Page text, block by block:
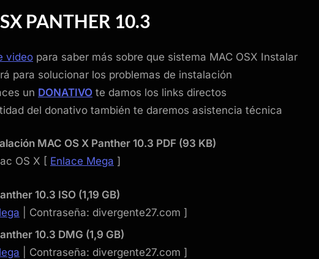
PANTHER 10.3
video para saber más sobre que sistema MAC OSX Instalar
para solucionar los problemas de instalación
un DONATIVO te damos los links directos
del donativo también te daremos asistencia técnica
MAC OS X Panther 10.3 PDF (93 KB)
OS X [ Enlace Mega ]
10.3 ISO (1,19 GB)
| Contraseña: divergente27.com ]
10.3 DMG (1,9 GB)
| Contraseña: divergente27.com ]